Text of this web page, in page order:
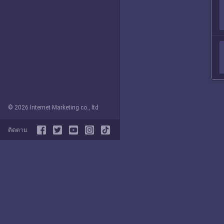
© 2026 Internet Marketing co., ltd
ติดตาม